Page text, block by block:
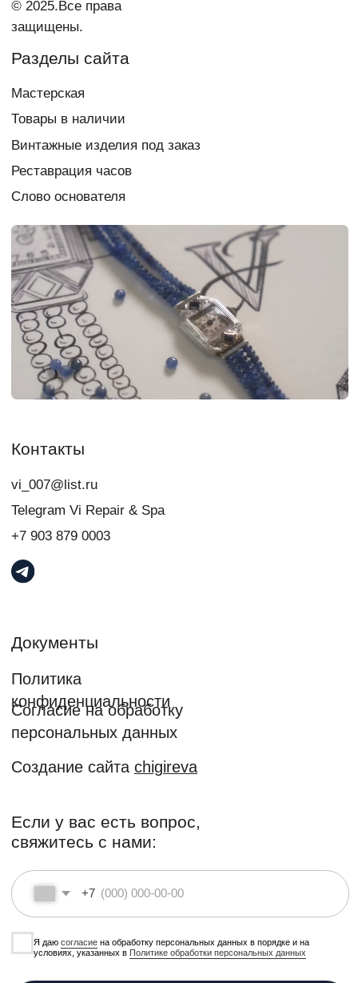
Если у вас есть вопрос,
свяжитесь с нами:
Согласие на обработку
персональных данных
Политика
конфиденциальности
Документы
Telegram Vi Repair & Spa
vi_007@list.ru
+7
Я даю согласиена обработку персональных данных в порядке и на
условиях, указанных вПолитике обработки персональных данных
Связаться